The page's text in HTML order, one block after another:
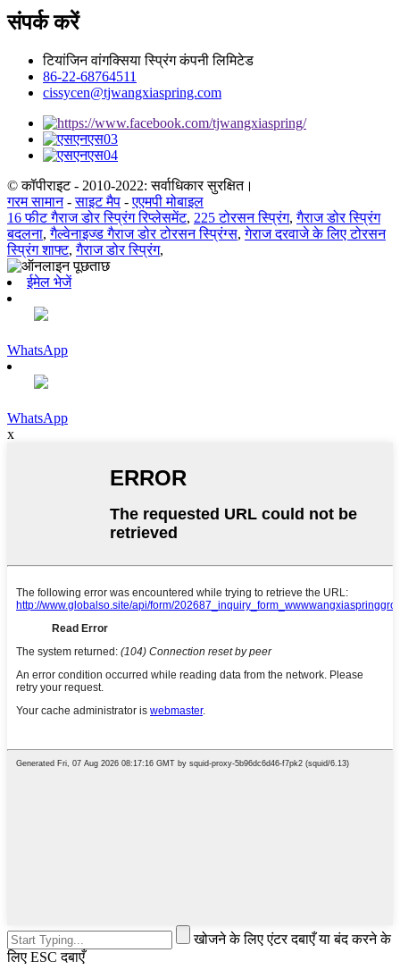
संपर्क करें
टियांजिन वांगक्सिया स्प्रिंग कंपनी लिमिटेड
86-22-68764511
cissycen@tjwangxiaspring.com
© कॉपीराइट - 2010-2022: सर्वाधिकार सुरक्षित।
गरम सामान-साइट मैप -एएमपी मोबाइल
16 फीट गैराज डोर स्प्रिंग रिप्लेसमेंट, 225 टोरसन स्प्रिंग,गैराज डोर स्प्रिंग
बदलना,गैल्वेनाइज्ड गैराज डोर टोरसन स्प्रिंग्स,गेराज दरवाजे के लिए टोरसन
स्प्रिंग शाफ्ट,गैराज डोर स्प्रिंग,
ईमेल भेजें
WhatsApp
WhatsApp
x
खोजने के लिए एंटर दबाएँ या बंद करने के
लिए ESC दबाएँ